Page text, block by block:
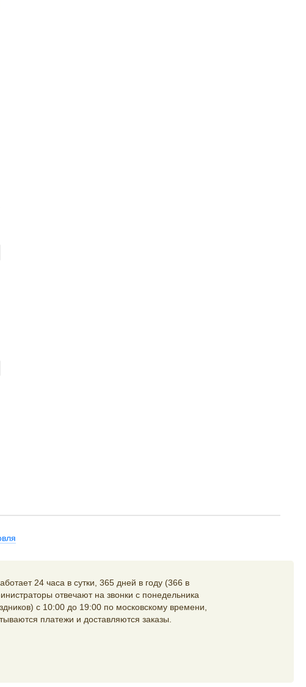
24 часа в сутки, 365 дней в году (366 в
отвечают на звонки с понедельника
с 10:00 до 19:00 по московскому времени,
платежи и доставляются заказы.